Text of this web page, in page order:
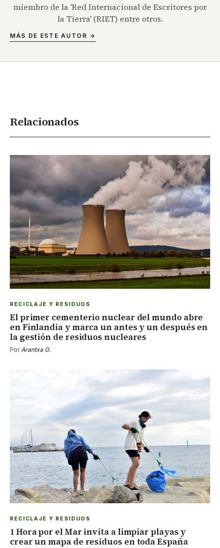
miembro de la 'Red Internacional de Escritores por
la Tierra' (RIET) entre otros.
MÁS DE ESTE AUTOR →
Relacionados
RECICLAJE Y RESIDUOS
El primer cementerio nuclear del mundo abre
en Finlandia y marca un antes y un después en
la gestión de residuos nucleares
Por Arantxa G.
RECICLAJE Y RESIDUOS
1 Hora por el Mar invita a limpiar playas y
crear un mapa de residuos en toda España